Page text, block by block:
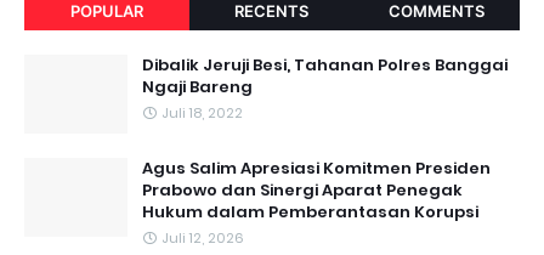
POPULAR RECENTS COMMENTS
Dibalik Jeruji Besi, Tahanan Polres Banggai
Ngaji Bareng
Juli 18, 2022
Agus Salim Apresiasi Komitmen Presiden
Prabowo dan Sinergi Aparat Penegak
Hukum dalam Pemberantasan Korupsi
Juli 12, 2026